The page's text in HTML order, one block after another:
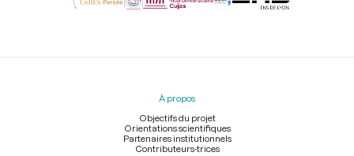
Menu
À propos
Objectifs du projet
Orientations scientifiques
Partenaires institutionnels
Contributeurs-trices